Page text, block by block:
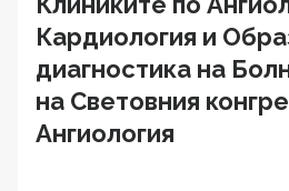
Кардиология и
диагностика на
на Световния
Ангиология